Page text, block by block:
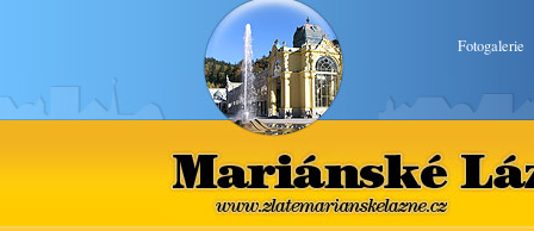
Fotogalerie
Mariánské Lázně
www.zlatemarianskelazne.cz